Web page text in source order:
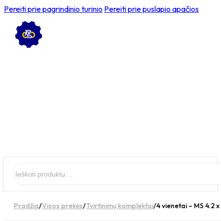
Pereiti prie pagrindinio turinio Pereiti prie puslapio apačios
Pradžia/Visos prekės/Tvirtinimų komplektai/4 vienetai – MS 4.2